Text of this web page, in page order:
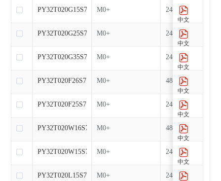
M0+ 24
M0+ 24
M0+ 24
M0+ 48
M0+ 24
M0+ 48
M0+ 24
M0+ 24
PY32T020G15S7
PY32T020G25S7
PY32T020G35S7
PY32T020F26S7
PY32T020F25S7
PY32T020W16S7
PY32T020W15S7
PY32T020L15S7
中文
中文
中文
中文
中文
中文
中文